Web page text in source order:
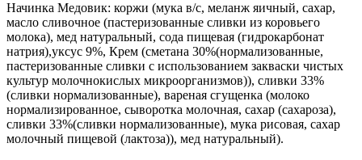
Начинка Медовик: коржи (мука в/с, меланж яичный, сахар,
масло сливочное (пастеризованные сливки из коровьего
молока), мед натуральный, сода пищевая (гидрокарбонат
натрия),уксус 9%, Крем (сметана 30%(нормализованные,
пастеризованные сливки с использованием закваски чистых
культур молочнокислых микроорганизмов)), сливки 33%
(сливки нормализованные), вареная сгущенка (молоко
нормализированное, сыворотка молочная, сахар (сахароза),
сливки 33%(сливки нормализованные), мука рисовая, сахар
молочный пищевой (лактоза)), мед натуральный).